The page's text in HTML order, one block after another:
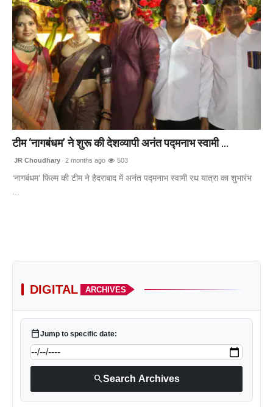
टीम ‘नागबंधम’ ने शुरू की देशव्यापी अनंत पद्मनाभ स्वामी ...
JR Choudhary 2 months ago 503
‘नागबंधम’ फिल्म की टीम ने हैदराबाद में अनंत पद्मनाभ स्वामी रथ यात्रा का शुभारंभ
DIGITAL ARCHIVES
calendar_todayJump to specific date:
searchSearch Archives